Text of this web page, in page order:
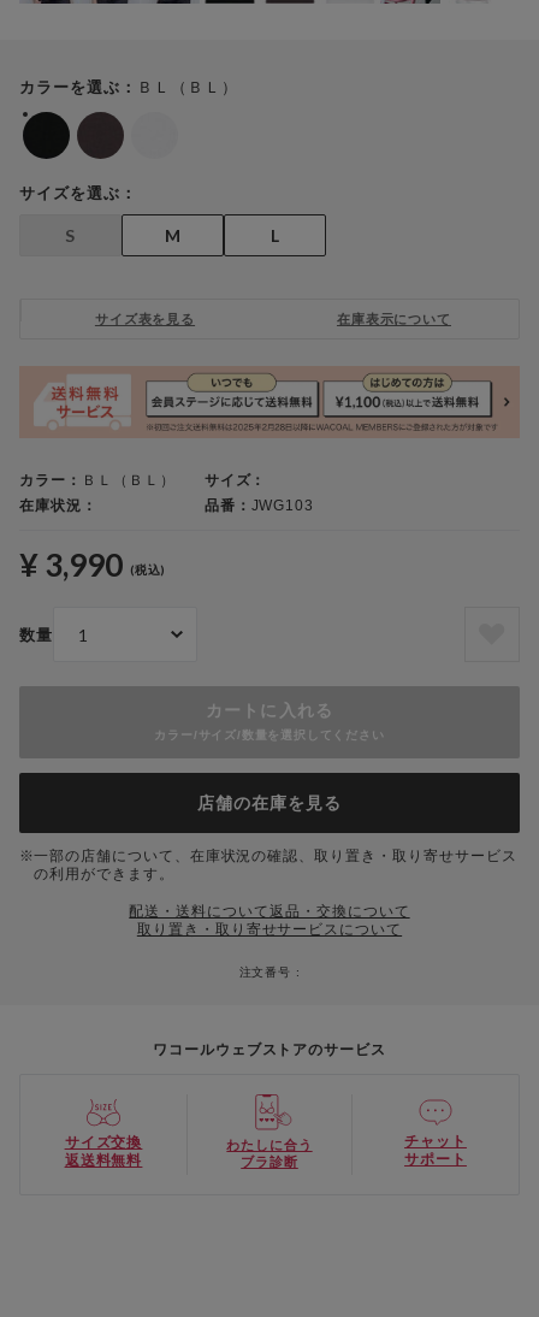
カラーを選ぶ： ＢＬ（ＢＬ）
サイズを選ぶ：
S M L
サイズ表を見る 在庫表示について
カラー： ＢＬ（ＢＬ）
サイズ：
在庫状況：
品番： JWG103
¥ 3,990 (税込)
数量
カートに入れる
カラー/サイズ/数量を選択してください
店舗の在庫を見る
一部の店舗について、在庫状況の確認、取り置き・取り寄せサービス
の利用ができます。
配送・送料について返品・交換について
取り置き・取り寄せサービスについて
注文番号 :
ワコールウェブストアのサービス
サイズ交換
返送料無料
わたしに合う
ブラ診断
チャット
サポート